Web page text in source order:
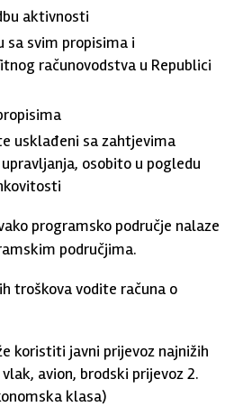
aktivnosti
sa svim propisima i
računovodstva u Republici
usklađeni sa zahtjevima
osobito u pogledu
programsko područje nalaze
područjima.
troškova vodite računa o
koristiti javni prijevoz najnižih
avion, brodski prijevoz 2.
klasa)